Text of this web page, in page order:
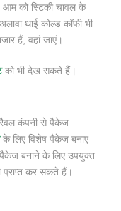
को स्टिकी चावल के
थाई कोल्ड कॉफी भी
हैं, वहां जाएं।
को भी देख सकते हैं।
ट्रैवल कंपनी से पैकेज
के लिए विशेष पैकेज बनाए
पैकेज बनाने के लिए उपयुक्त
प्राप्त कर सकते हैं।